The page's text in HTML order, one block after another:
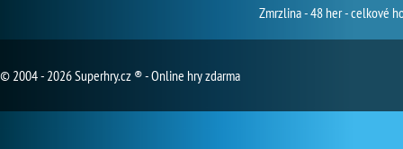
Zmrzlina - 48 her - celkové
© 2004 - 2026 Superhry.cz ® - Online hry zdarma